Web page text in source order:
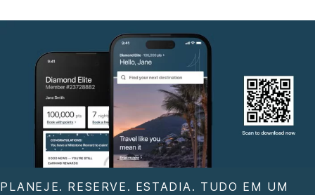
PLANEJE. RESERVE. ESTADIA. TUDO EM UM